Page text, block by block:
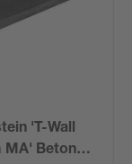
'T-Wall
MA' Beton